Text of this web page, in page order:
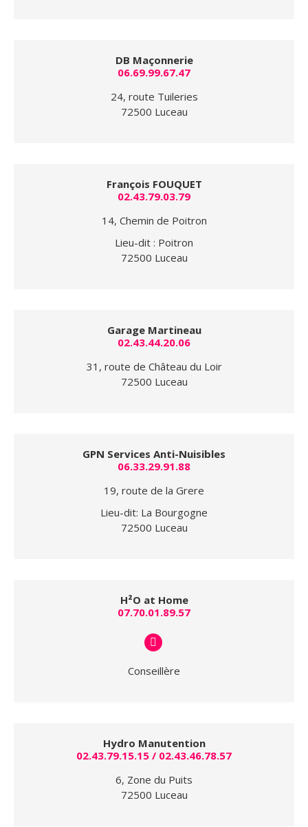
DB Maçonnerie
06.69.99.67.47
24, route Tuileries
72500 Luceau
François FOUQUET
02.43.79.03.79
14, Chemin de Poitron
Lieu-dit : Poitron
72500 Luceau
Garage Martineau
02.43.44.20.06
31, route de Château du Loir
72500 Luceau
GPN Services Anti-Nuisibles
06.33.29.91.88
19, route de la Grere
Lieu-dit: La Bourgogne
72500 Luceau
H²O at Home
07.70.01.89.57
Conseillère
E-
mail
Hydro Manutention
02.43.79.15.15 / 02.43.46.78.57
6, Zone du Puits
72500 Luceau